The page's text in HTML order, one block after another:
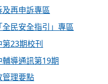
再申訴專區
民安全指引」專區
第23期校刊
輔導通訊第19期
管理要點